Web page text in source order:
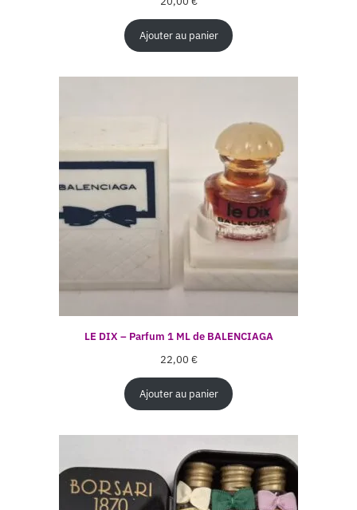
Ajouter au panier
LE DIX – Parfum 1 ML de BALENCIAGA
22,00 €
Ajouter au panier